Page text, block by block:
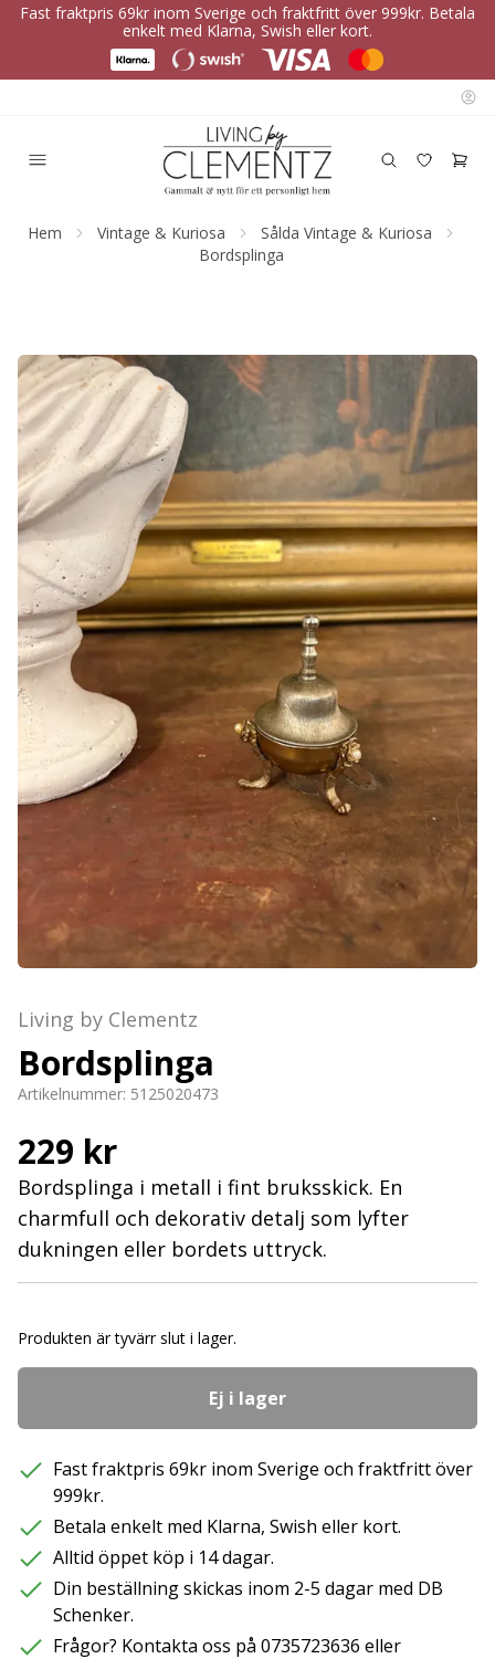
Fast fraktpris 69kr inom Sverige och fraktfritt över 999kr. Betala
enkelt med Klarna, Swish eller kort.
Hem Vintage & Kuriosa
Sålda Vintage & Kuriosa
Bordsplinga
Living by Clementz
Bordsplinga
Artikelnummer: 5125020473
229 kr
Bordsplinga i metall i fint bruksskick. En
charmfull och dekorativ detalj som lyfter
dukningen eller bordets uttryck.
Produkten är tyvärr slut i lager.
Ej i lager
Fast fraktpris 69kr inom Sverige och fraktfritt över
999kr.
Betala enkelt med Klarna, Swish eller kort.
Alltid öppet köp i 14 dagar.
Din beställning skickas inom 2-5 dagar med DB
Schenker.
Frågor? Kontakta oss på 0735723636 eller